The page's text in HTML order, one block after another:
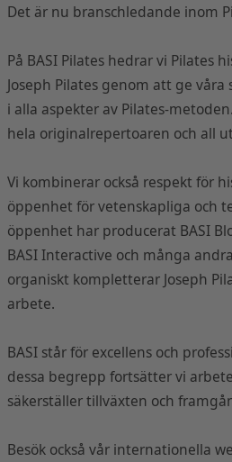
Det är nu branschledande inom
På BASI Pilates hedrar vi Pilates
Joseph Pilates genom att ge
i alla aspekter av Pilates-
hela originalrepertoaren och all
Vi kombinerar också respekt för
öppenhet för vetenskapliga och
öppenhet har producerat BASI
BASI Interactive och många
organiskt kompletterar Joseph
arbete.
BASI står för excellens och
dessa begrepp fortsätter vi
säkerställer tillväxten och
Besök också vår internationella